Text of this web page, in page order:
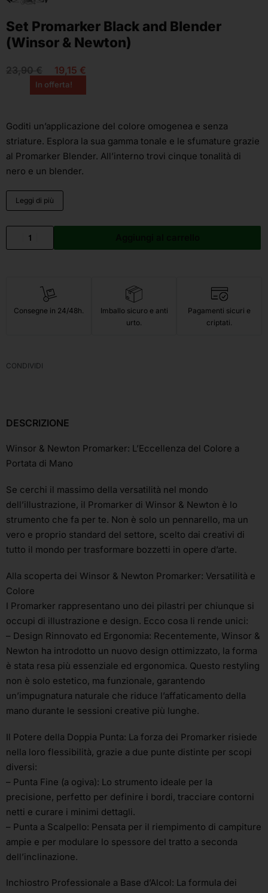
Set Promarker Black and Blender
(Winsor & Newton)
23,90€ 19,15 €
In offerta!
Goditi un’applicazione del colore omogenea e senza
striature. Esplora la sua gamma tonale e le sfumature grazie
al Promarker Blender. All’interno trovi cinque tonalità di
nero e un blender.
Leggi di più
Consegne in 24/48h.
Imballo sicuro e anti
urto.
Pagamenti sicuri e
criptati.
CONDIVIDI
DESCRIZIONE
Winsor & Newton Promarker: L’Eccellenza del Colore a
Portata di Mano
Se cerchi il massimo della versatilità nel mondo
dell’illustrazione, il Promarker di Winsor & Newton è lo
strumento che fa per te. Non è solo un pennarello, ma un
vero e proprio standard del settore, scelto dai creativi di
tutto il mondo per trasformare bozzetti in opere d’arte.
Alla scoperta dei Winsor & Newton Promarker: Versatilità e
Colore
I Promarker rappresentano uno dei pilastri per chiunque si
occupi di illustrazione e design. Ecco cosa li rende unici:
– Design Rinnovato ed Ergonomia: Recentemente, Winsor &
Newton ha introdotto un nuovo design ottimizzato, la forma
è stata resa più essenziale ed ergonomica. Questo restyling
non è solo estetico, ma funzionale, garantendo
un’impugnatura naturale che riduce l’affaticamento della
mano durante le sessioni creative più lunghe.
Il Potere della Doppia Punta: La forza dei Promarker risiede
nella loro flessibilità, grazie a due punte distinte per scopi
diversi:
– Punta Fine (a ogiva): Lo strumento ideale per la
precisione, perfetto per definire i bordi, tracciare contorni
netti e curare i minimi dettagli.
– Punta a Scalpello: Pensata per il riempimento di campiture
ampie e per modulare lo spessore del tratto a seconda
dell’inclinazione.
Inchiostro Professionale a Base d’Alcol: La formula dei